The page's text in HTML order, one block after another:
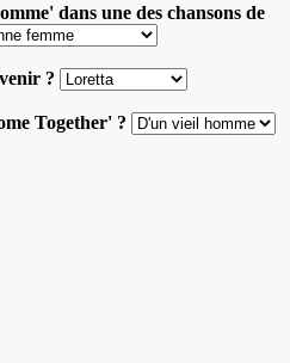
dans une des chansons de
?
Together' ?